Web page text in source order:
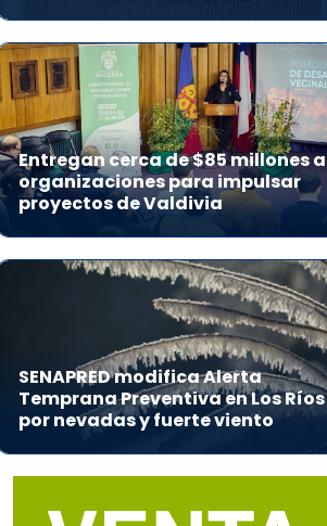
Entregan cerca de $85 millones a
organizaciones para impulsar
proyectos de Valdivia
SENAPRED modifica Alerta
Temprana Preventiva en Los Ríos
por nevadas y fuerte viento